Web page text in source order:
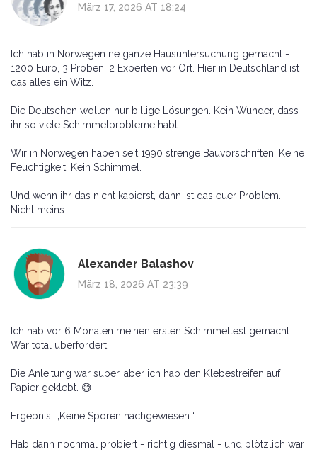
März 17, 2026 AT 18:24
Ich hab in Norwegen ne ganze Hausuntersuchung gemacht -
1200 Euro, 3 Proben, 2 Experten vor Ort. Hier in Deutschland ist
das alles ein Witz.
Die Deutschen wollen nur billige Lösungen. Kein Wunder, dass
ihr so viele Schimmelprobleme habt.
Wir in Norwegen haben seit 1990 strenge Bauvorschriften. Keine
Feuchtigkeit. Kein Schimmel.
Und wenn ihr das nicht kapierst, dann ist das euer Problem.
Nicht meins.
Alexander Balashov
März 18, 2026 AT 23:39
Ich hab vor 6 Monaten meinen ersten Schimmeltest gemacht.
War total überfordert.
Die Anleitung war super, aber ich hab den Klebestreifen auf
Papier geklebt. 😅
Ergebnis: „Keine Sporen nachgewiesen.“
Hab dann nochmal probiert - richtig diesmal - und plötzlich war